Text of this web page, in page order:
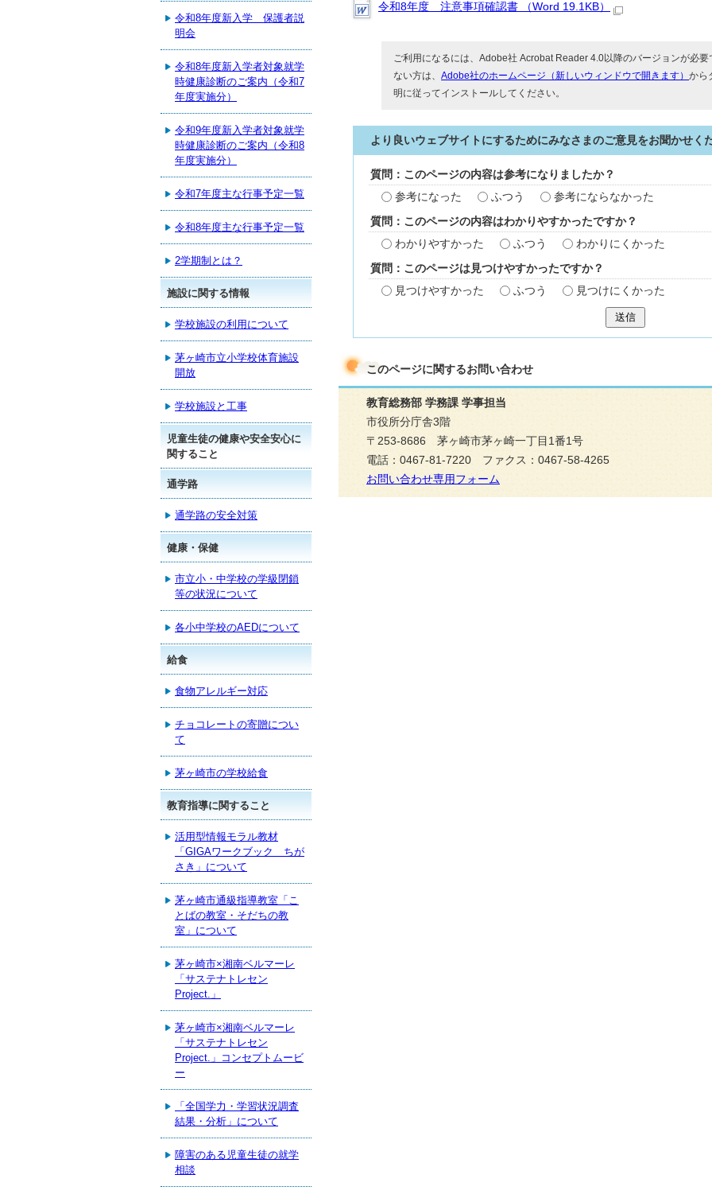
令和8年度 注意事項確認書 （Word 19.1KB）
ご利用になるには、Adobe社 Acrobat Reader 4.0以降のバージョンが必
ない方は、Adobe社のホームページ（新しいウィンドウで開きます）から
明に従ってインストールしてください。
より良いウェブサイトにするためにみなさまのご意見をお聞かせく
質問：このページの内容は参考になりましたか？
参考になった
ふつう 参考にならなかった
質問：このページの内容はわかりやすかったですか？
わかりやすかった
ふつう わかりにくかった
質問：このページは見つけやすかったですか？
見つけやすかった
ふつう 見つけにくかった
送信
このページに関するお問い合わせ
教育総務部 学務課 学事担当
市役所分庁舎3階
〒253-8686 茅ヶ崎市茅ヶ崎一丁目1番1号
電話：0467-81-7220 ファクス：0467-58-4265
お問い合わせ専用フォーム
令和8年度新入学 保護者説
明会
令和8年度新入学者対象就学
時健康診断のご案内（令和7
年度実施分）
令和9年度新入学者対象就学
時健康診断のご案内（令和8
年度実施分）
令和7年度主な行事予定一覧
令和8年度主な行事予定一覧
2学期制とは？
施設に関する情報
学校施設の利用について
茅ヶ崎市立小学校体育施設
開放
学校施設と工事
児童生徒の健康や安全安心に
関すること
通学路
通学路の安全対策
健康・保健
市立小・中学校の学級閉鎖
等の状況について
各小中学校のAEDについて
給食
食物アレルギー対応
チョコレートの寄贈につい
て
茅ヶ崎市の学校給食
教育指導に関すること
活用型情報モラル教材
「GIGAワークブック ちが
さき」について
茅ヶ崎市通級指導教室「こ
とばの教室・そだちの教
室」について
茅ヶ崎市×湘南ベルマーレ
「サステナトレセン
Project.」
茅ヶ崎市×湘南ベルマーレ
「サステナトレセン
Project.」コンセプトムービ
ー
「全国学力・学習状況調査
結果・分析」について
障害のある児童生徒の就学
相談